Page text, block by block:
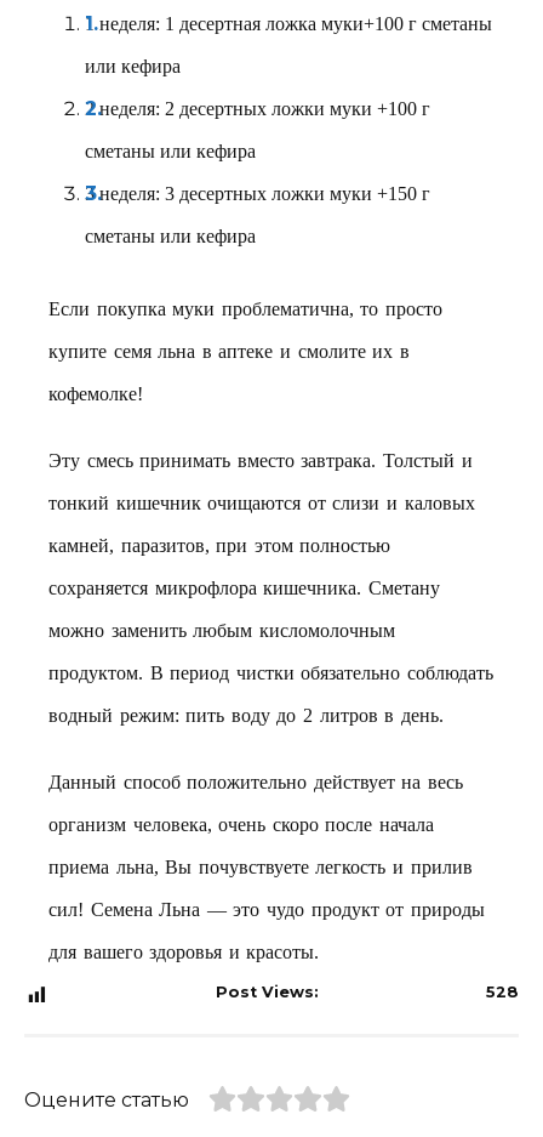
1 неделя: 1 десертная ложка муки+100 г сметаны
или кефира
2 неделя: 2 десертных ложки муки +100 г
сметаны или кефира
3 неделя: 3 десертных ложки муки +150 г
сметаны или кефира
Если покупка муки проблематична, то просто
купите семя льна в аптеке и смолите их в
кофемолке!
Эту смесь принимать вместо завтрака. Толстый и
тонкий кишечник очищаются от слизи и каловых
камней, паразитов, при этом полностью
сохраняется микрофлора кишечника. Сметану
можно заменить любым кисломолочным
продуктом. В период чистки обязательно соблюдать
водный режим: пить воду до 2 литров в день.
Данный способ положительно действует на весь
организм человека, очень скоро после начала
приема льна, Вы почувствуете легкость и прилив
сил! Семена Льна — это чудо продукт от природы
для вашего здоровья и красоты.
Post Views: 528
Оцените статью